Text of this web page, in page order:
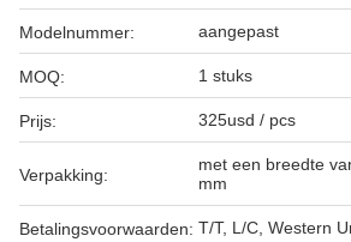
Modelnummer: aangepast
MOQ: 1 stuks
Prijs: 325usd / pcs
Verpakking:
met een breedte
mm
Betalingsvoorwaarden: T/T, L/C, Western